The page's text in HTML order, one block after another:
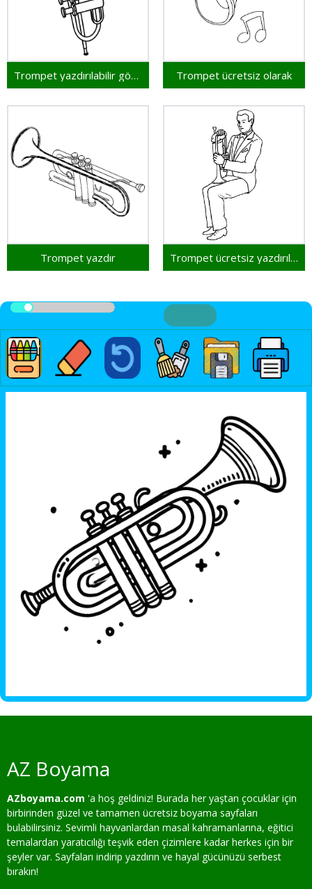
Trompet yazdırılabilir görsel Trompet ücretsiz olarak
Trompet yazdır Trompet ücretsiz yazdırılabilir
AZ Boyama
AZboyama.com 'a hoş geldiniz! Burada her yaştan çocuklar için
birbirinden güzel ve tamamen ücretsiz boyama sayfaları
bulabilirsiniz. Sevimli hayvanlardan masal kahramanlarına, eğitici
temalardan yaratıcılığı teşvik eden çizimlere kadar herkes için bir
şeyler var. Sayfaları indirip yazdırın ve hayal gücünüzü serbest
bırakın!